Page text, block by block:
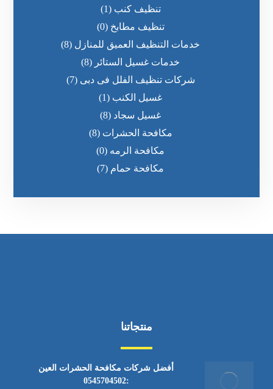
تنظيف كنب (1)
تنظيف مطابخ (0)
خدمات التنظيف العميق للمنازل (8)
خدمات غسيل الستائر (8)
شركات تنظيف الفلل فى دبى (7)
غسيل الكنب (1)
غسيل سجاد (8)
مكافحة الحشرات (8)
مكافحة الرمه (0)
مكافحة حمام (7)
منتجاتنا
أفضل شركات مكافحة الحشرات العين
:0545704502